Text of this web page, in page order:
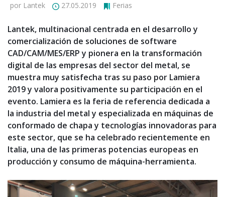
por Lantek 27.05.2019 Ferias
Lantek, multinacional centrada en el desarrollo y
comercialización de soluciones de software
CAD/CAM/MES/ERP y pionera en la transformación
digital de las empresas del sector del metal, se
muestra muy satisfecha tras su paso por Lamiera
2019 y valora positivamente su participación en el
evento. Lamiera es la feria de referencia dedicada a
la industria del metal y especializada en máquinas de
conformado de chapa y tecnologías innovadoras para
este sector, que se ha celebrado recientemente en
Italia, una de las primeras potencias europeas en
producción y consumo de máquina-herramienta.